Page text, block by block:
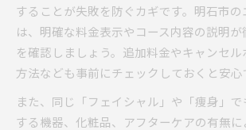
することが失敗を防ぐカギです。明石市の
は、明確な料金表示やコース内容の説明
を確認しましょう。追加料金やキャンセ
方法なども事前にチェックしておくと安心
また、同じ「フェイシャル」や「痩身」
する機器、化粧品、アフターケアの有無